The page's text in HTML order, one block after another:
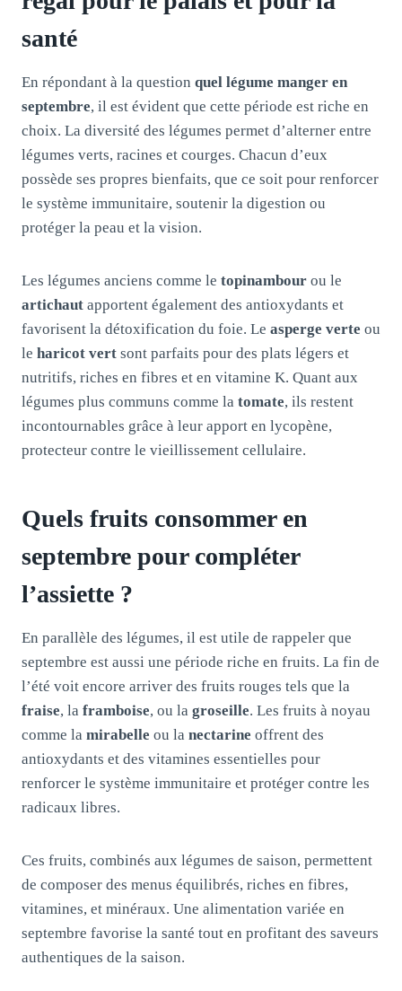
santé
En répondant à la question quel légume manger en
septembre, il est évident que cette période est riche en
choix. La diversité des légumes permet d’alterner entre
légumes verts, racines et courges. Chacun d’eux
possède ses propres bienfaits, que ce soit pour renforcer
le système immunitaire, soutenir la digestion ou
protéger la peau et la vision.
Les légumes anciens comme le topinambour ou le
artichaut apportent également des antioxydants et
favorisent la détoxification du foie. Le asperge verte ou
le haricot vert sont parfaits pour des plats légers et
nutritifs, riches en fibres et en vitamine K. Quant aux
légumes plus communs comme la tomate, ils restent
incontournables grâce à leur apport en lycopène,
protecteur contre le vieillissement cellulaire.
Quels fruits consommer en
septembre pour compléter
l’assiette ?
En parallèle des légumes, il est utile de rappeler que
septembre est aussi une période riche en fruits. La fin de
l’été voit encore arriver des fruits rouges tels que la
fraise, la framboise, ou la groseille. Les fruits à noyau
comme la mirabelle ou la nectarine offrent des
antioxydants et des vitamines essentielles pour
renforcer le système immunitaire et protéger contre les
radicaux libres.
Ces fruits, combinés aux légumes de saison, permettent
de composer des menus équilibrés, riches en fibres,
vitamines, et minéraux. Une alimentation variée en
septembre favorise la santé tout en profitant des saveurs
authentiques de la saison.